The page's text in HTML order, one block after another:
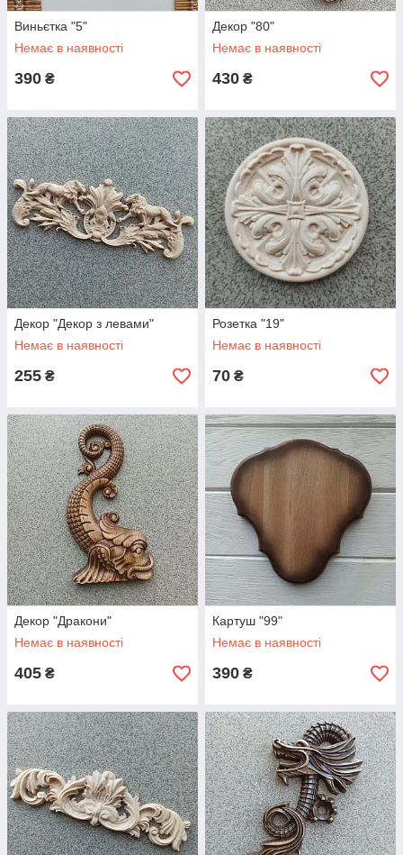
Виньєтка "5"
Немає в наявності
390 ₴
Декор "80"
Немає в наявності
430 ₴
Декор "Декор з левами"
Немає в наявності
255 ₴
Розетка "19"
Немає в наявності
70 ₴
Декор "Дракони"
Немає в наявності
405 ₴
Картуш "99"
Немає в наявності
390 ₴